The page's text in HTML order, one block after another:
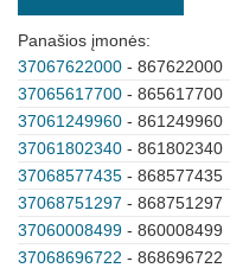
Panašios įmonės:
37067622000 - 867622000
37065617700 - 865617700
37061249960 - 861249960
37061802340 - 861802340
37068577435 - 868577435
37068751297 - 868751297
37060008499 - 860008499
37068696722 - 868696722